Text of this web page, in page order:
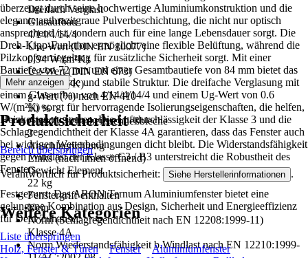
Dreifach Verglast
Glasaufbau
4/14/4/14/4
Uw-Wert (DIN EN 10077)
0,94 W/(m²K)
Ug-Wert (DIN EN 673)
0,6 W/(m²K)
g-Wert (%) nach EN 410
50 %
Anzahl Sicherheitsschließbleche
3
Anschlagrichtung
Links (nach innen öffnend)
Gewicht Element
22 kg
Fenstergriff enthalten
Nein
Norm (Schlagregendichtheit nach EN 12208:1999-11)
Klasse 4A
Norm Wiederstandsfähigkeit b.Windlast nach EN 12210:1999-
überzeugt durch seine hochwertige Aluminiumkonstruktion und die
elegante anthrazitgraue Pulverbeschichtung, die nicht nur optisch
ansprechend ist, sondern auch für eine lange Lebensdauer sorgt. Die
Dreh-Kipp-Funktion ermöglicht eine flexible Belüftung, während die
Pilzkopfverriegelung für zusätzliche Sicherheit sorgt. Mit einer
Bautiefe von 72 mm und einer Gesamtbautiefe von 84 mm bietet das
Fenster eine solide und stabile Struktur. Die dreifache Verglasung mit
einem Glasaufbau von 4/14/4/14/4 und einem Ug-Wert von 0.6
W/(m²K) sorgt für hervorragende Isolierungseigenschaften, die helfen,
Heizkosten zu sparen. Die Luftdurchlässigkeit der Klasse 3 und die
Schlagregendichtheit der Klasse 4A garantieren, dass das Fenster auch
bei widrigen Wetterbedingungen dicht bleibt. Die Widerstandsfähigkeit
gegen Windlast der Klasse C3 / B3 unterstreicht die Robustheit des
Fensters.
Festgezurrt: Das ARON Ternum Aluminiumfenster bietet eine
gelungene Kombination aus Design, Sicherheit und Energieeffizienz
für Dein Zuhause.
Mehr anzeigen
Produktsicherheit
Bereich überspringen
Verantwortlich für Produktsicherheit: Siehe Herstellerinformationen .
Weitere Kategorien
Liste überspringen
Holz, Fenster & Türen
Fenster
Aluminiumfenster